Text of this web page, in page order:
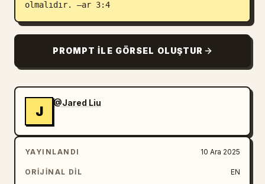
olmalıdır. –ar 3:4
PROMPT ILE GÖRSEL OLUŞTUR
J
@Jared Liu
YAYINLANDI 10 Ara 2025
ORIJINAL DIL EN